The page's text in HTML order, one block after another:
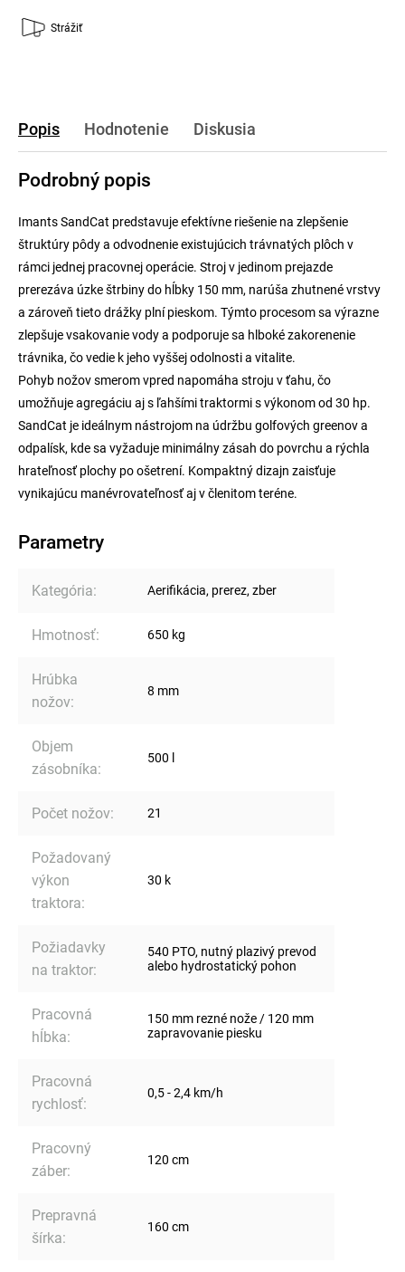
Strážiť
Popis Hodnotenie Diskusia
Podrobný popis
Imants SandCat predstavuje efektívne riešenie na zlepšenie
štruktúry pôdy a odvodnenie existujúcich trávnatých plôch v
rámci jednej pracovnej operácie. Stroj v jedinom prejazde
prerezáva úzke štrbiny do hĺbky 150 mm, narúša zhutnené vrstvy
a zároveň tieto drážky plní pieskom. Týmto procesom sa výrazne
zlepšuje vsakovanie vody a podporuje sa hlboké zakorenenie
trávnika, čo vedie k jeho vyššej odolnosti a vitalite.
Pohyb nožov smerom vpred napomáha stroju v ťahu, čo
umožňuje agregáciu aj s ľahšími traktormi s výkonom od 30 hp.
SandCat je ideálnym nástrojom na údržbu golfových greenov a
odpalísk, kde sa vyžaduje minimálny zásah do povrchu a rýchla
hrateľnosť plochy po ošetrení. Kompaktný dizajn zaisťuje
vynikajúcu manévrovateľnosť aj v členitom teréne.
Parametry
Kategória: Aerifikácia, prerez, zber
Hmotnosť: 650 kg
Hrúbka
nožov:
8 mm
Objem
zásobníka:
500 l
Počet nožov: 21
Požadovaný
výkon
traktora:
30 k
Požiadavky
na traktor:
540 PTO, nutný plazivý prevod
alebo hydrostatický pohon
Pracovná
hĺbka:
150 mm rezné nože / 120 mm
zapravovanie piesku
Pracovná
rychlosť:
0,5 - 2,4 km/h
Pracovný
záber:
120 cm
Prepravná
šírka:
160 cm